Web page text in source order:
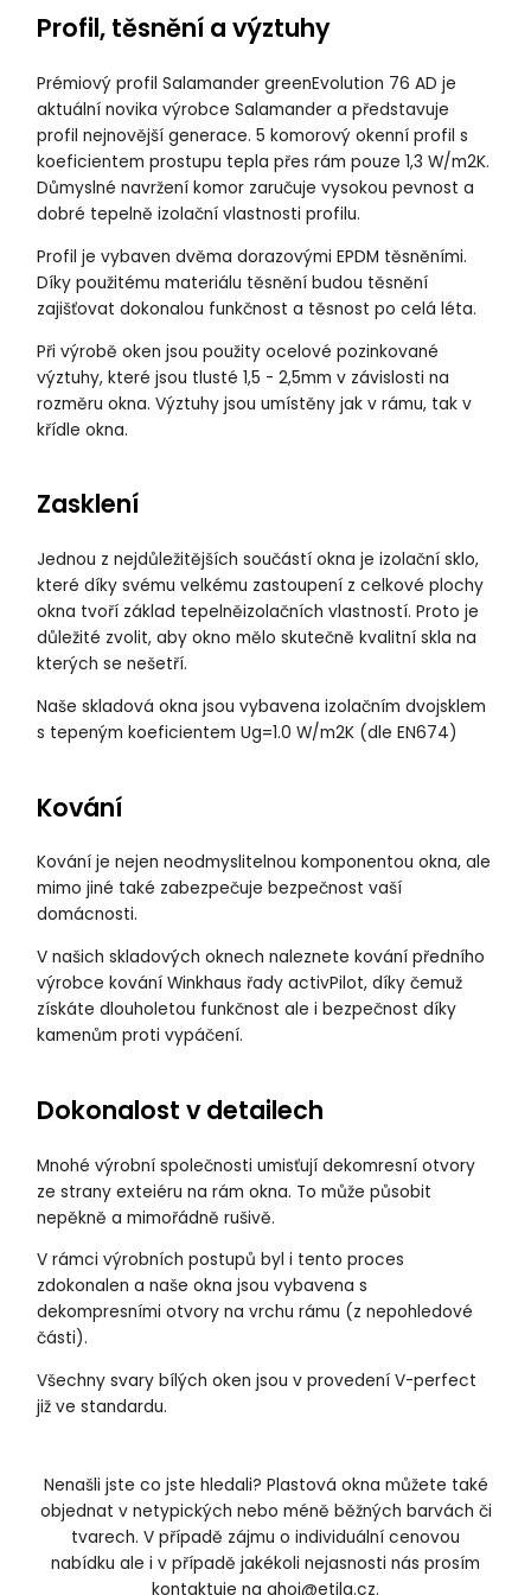
Profil, těsnění a výztuhy
Prémiový profil Salamander greenEvolution 76 AD je
aktuální novika výrobce Salamander a představuje
profil nejnovější generace. 5 komorový okenní profil s
koeficientem prostupu tepla přes rám pouze 1,3 W/m2K.
Důmyslné navržení komor zaručuje vysokou pevnost a
dobré tepelně izolační vlastnosti profilu.
Profil je vybaven dvěma dorazovými EPDM těsněními.
Díky použitému materiálu těsnění budou těsnění
zajišťovat dokonalou funkčnost a těsnost po celá léta.
Při výrobě oken jsou použity ocelové pozinkované
výztuhy, které jsou tlusté 1,5 - 2,5mm v závislosti na
rozměru okna. Výztuhy jsou umístěny jak v rámu, tak v
křídle okna.
Zasklení
Jednou z nejdůležitějších součástí okna je izolační sklo,
které díky svému velkému zastoupení z celkové plochy
okna tvoří základ tepelněizolačních vlastností. Proto je
důležité zvolit, aby okno mělo skutečně kvalitní skla na
kterých se nešetří.
Naše skladová okna jsou vybavena izolačním dvojsklem
s tepeným koeficientem Ug=1.0 W/m2K (dle EN674)
Kování
Kování je nejen neodmyslitelnou komponentou okna, ale
mimo jiné také zabezpečuje bezpečnost vaší
domácnosti.
V našich skladových oknech naleznete kování předního
výrobce kování Winkhaus řady activPilot, díky čemuž
získáte dlouholetou funkčnost ale i bezpečnost díky
kamenům proti vypáčení.
Dokonalost v detailech
Mnohé výrobní společnosti umisťují dekomresní otvory
ze strany exteiéru na rám okna. To může působit
nepěkně a mimořádně rušivě.
V rámci výrobních postupů byl i tento proces
zdokonalen a naše okna jsou vybavena s
dekompresními otvory na vrchu rámu (z nepohledové
části).
Všechny svary bílých oken jsou v provedení V-perfect
již ve standardu.
Nenašli jste co jste hledali? Plastová okna můžete také
objednat v netypických nebo méně běžných barvách či
tvarech. V případě zájmu o individuální cenovou
nabídku ale i v případě jakékoli nejasnosti nás prosím
kontaktuje na ahoj@etila.cz.